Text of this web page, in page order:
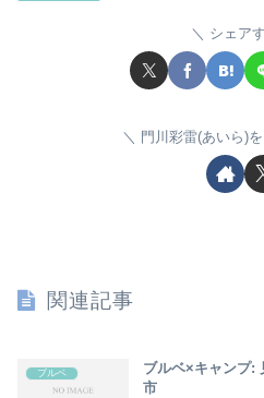
シェア
門川彩雷(あいら)
関連記事
ブルベ
ブルベ×キャンプ:
市